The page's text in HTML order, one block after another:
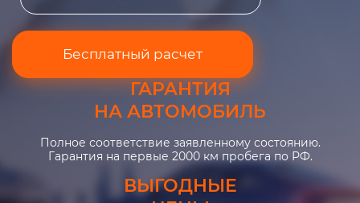
Бесплатный расчет
ГАРАНТИЯ
НА АВТОМОБИЛЬ
Полное соответствие заявленному состоянию.
Гарантия на первые 2000 км пробега по РФ.
ВЫГОДНЫЕ